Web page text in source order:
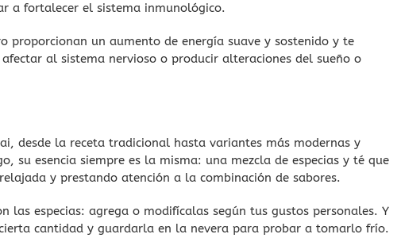
a fortalecer el sistema inmunológico.
proporcionan un aumento de energía suave y sostenido y te
al sistema nervioso o producir alteraciones del sueño o
desde la receta tradicional hasta variantes más modernas y
su esencia siempre es la misma: una mezcla de especias y té que
y prestando atención a la combinación de sabores.
las especias: agrega o modifícalas según tus gustos personales. Y
cantidad y guardarla en la nevera para probar a tomarlo frío.